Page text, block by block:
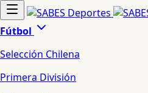
Fútbol
Selección Chilena
Primera División